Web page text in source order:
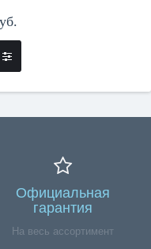
Официальная
гарантия
На весь ассортимент